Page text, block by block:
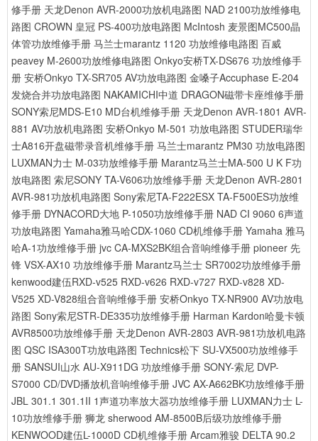
修手册 天龙Denon AVR-2000功放机电路图 NAD 2100功放维修电
路图 CROWN 皇冠 PS-400功放电路图 McIntosh 麦景图MC500晶
体管功放维修手册 马兰士marantz 1120 功放维修电路图 百威
peavey M-2600功放维修电路图 Onkyo安桥TX-DS676 功放维修手
册 安桥Onkyo TX-SR705 AV功放电路图 金嗓子Accuphase E-204
发烧合并功放电路图 NAKAMICHI中道 DRAGON磁带卡座维修手册
SONY索尼MDS-E10 MD台机维修手册 天龙Denon AVR-1801 AVR-
881 AV功放机电路图 安桥Onkyo M-501 功放电路图 STUDER瑞华
士A816开盘磁带录音机维修手册 马兰士marantz PM30 功放电路图
LUXMAN力士 M-03功放维修手册 Marantz马兰士MA-500 U K F功
放电路图 索尼SONY TA-V606功放维修手册 天龙Denon AVR-2801
AVR-981功放机电路图 Sony索尼TA-F222ESX TA-F500ES功放维
修手册 DYNACORD大地 P-1050功放维修手册 NAD CI 9060 6声道
功放电路图 Yamaha雅马哈CDX-1060 CD机维修手册 Yamaha 雅马
哈A-1功放维修手册 jvc CA-MXS2BK组合音响维修手册 pioneer 先
锋 VSX-AX10 功放维修手册 Marantz马兰士 SR7002功放维修手册
kenwood建伍RXD-v525 RXD-v626 RXD-v727 RXD-v828 XD-
V525 XD-V828组合音响维修手册 安桥Onkyo TX-NR900 AV功放电
路图 Sony索尼STR-DE335功放维修手册 Harman Kardon哈曼卡顿
AVR8500功放维修手册 天龙Denon AVR-2803 AVR-981功放机电路
图 QSC ISA300T功放电路图 Technics松下 SU-VX500功放维修手
册 SANSUI山水 AU-X911DG 功放维修手册 SONY-索尼 DVP-
S7000 CD/DVD播放机音响维修手册 JVC AX-A662BK功放维修手册
JBL 301.1 301.1II 1声道功率放大器功放维修手册 LUXMAN力士 L-
10功放维修手册 狮龙 sherwood AM-8500B后级功放维修手册
KENWOOD建伍L-1000D CD机维修手册 Arcam雅骏 DELTA 90.2